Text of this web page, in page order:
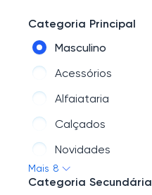
Categoria Principal
Masculino
Acessórios
Alfaiataria
Calçados
Novidades
Outlet
Mais 8
Categoria Secundária